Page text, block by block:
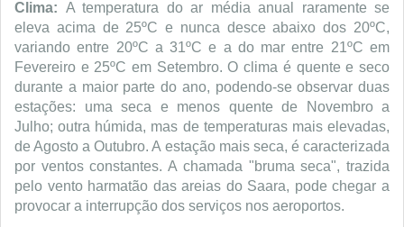
Clima: A temperatura do ar média anual raramente se
eleva acima de 25ºC e nunca desce abaixo dos 20ºC,
variando entre 20ºC a 31ºC e a do mar entre 21ºC em
Fevereiro e 25ºC em Setembro. O clima é quente e seco
durante a maior parte do ano, podendo-se observar duas
estações: uma seca e menos quente de Novembro a
Julho; outra húmida, mas de temperaturas mais elevadas,
de Agosto a Outubro. A estação mais seca, é caracterizada
por ventos constantes. A chamada "bruma seca", trazida
pelo vento harmatão das areias do Saara, pode chegar a
provocar a interrupção dos serviços nos aeroportos.